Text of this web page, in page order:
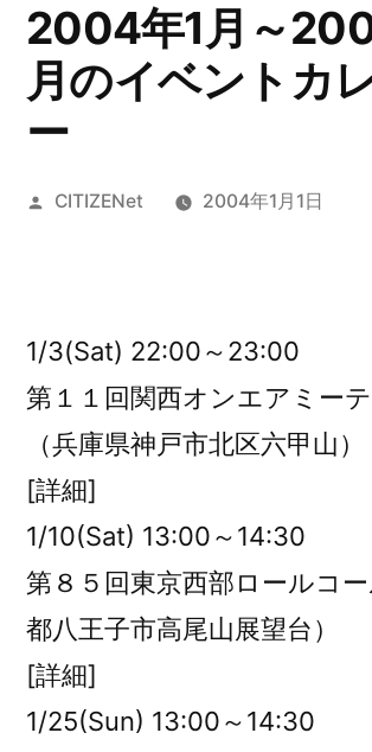
2004年1月～
月のイベントカ
ー
投
CITIZENet 2004年1月1日
1/3(Sat) 22:00～23:00
第１１回関西オンエアミー
（兵庫県神戸市北区六甲山）
[詳細]
1/10(Sat) 13:00～14:30
第８５回東京西部ロールコ
都八王子市高尾山展望台）
[詳細]
1/25(Sun) 13:00～14:30